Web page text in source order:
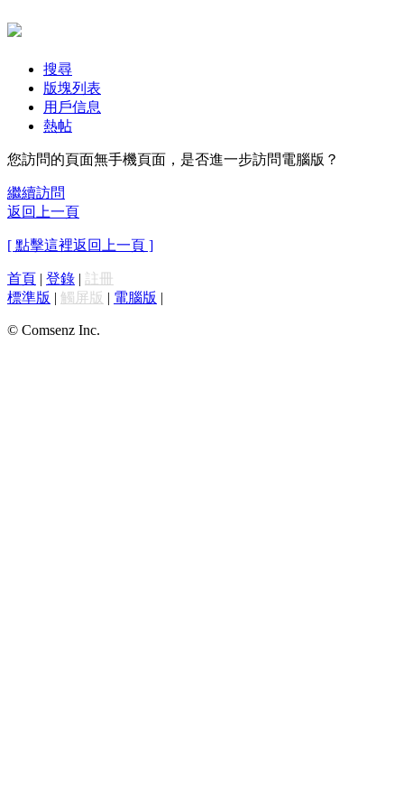
搜尋
版塊列表
用戶信息
熱帖
您訪問的頁面無手機頁面，是否進一步訪問電腦版？
繼續訪問
返回上一頁
[ 點擊這裡返回上一頁 ]
首頁 | 登錄 | 註冊
標準版 | 觸屏版 | 電腦版 |
© Comsenz Inc.